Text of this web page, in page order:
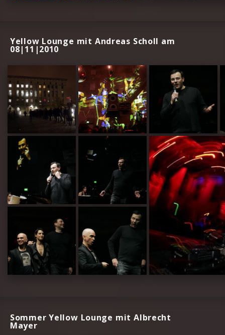
Yellow Lounge mit Andreas Scholl am
08|11|2010
Sommer Yellow Lounge mit Albrecht
Mayer